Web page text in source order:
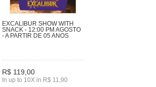
EXCALIBUR SHOW WITH
SNACK - 12:00 PM AGOSTO
- A PARTIR DE 05 ANOS
R$ 119,00
In up to 10X in R$ 11,90